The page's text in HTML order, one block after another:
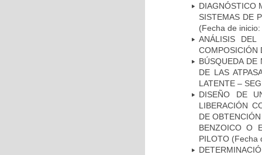
DIAGNÓSTICO
SISTEMAS DE
(Fecha de
ANÁLISIS DEL
COMPOSICIÓN
BÚSQUEDA DE
DE LAS
LATENTE –
DISEÑO DE
LIBERACIÓN
DE
BENZOICO O
PILOTO (Fecha